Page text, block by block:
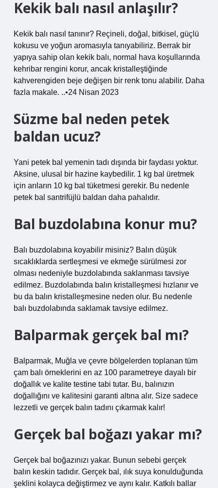
Kekik balı nasıl anlaşılır?
Kekik balı nasıl tanınır? Reçineli, doğal, bitkisel, güçlü
kokusu ve yoğun aromasıyla tanıyabiliriz. Berrak bir
yapıya sahip olan kekik balı, normal hava koşullarında
kehribar rengini korur, ancak kristalleştiğinde
kahverengiden beje değişen bir renk tonu alabilir. Daha
fazla makale. ..•24 Nisan 2023
Süzme bal neden petek
baldan ucuz?
Yani petek bal yemenin tadı dışında bir faydası yoktur.
Aksine, ulusal bir hazine kaybedilir. 1 kg bal üretmek
için arıların 10 kg bal tüketmesi gerekir. Bu nedenle
petek bal santrifüjlü baldan daha pahalıdır.
Bal buzdolabına konur mu?
Balı buzdolabına koyabilir misiniz? Balın düşük
sıcaklıklarda sertleşmesi ve ekmeğe sürülmesi zor
olması nedeniyle buzdolabında saklanması tavsiye
edilmez. Buzdolabında balın kristalleşmesi hızlanır ve
bu da balın kristalleşmesine neden olur. Bu nedenle
balı buzdolabında saklamak tavsiye edilmez.
Balparmak gerçek bal mı?
Balparmak, Muğla ve çevre bölgelerden toplanan tüm
çam balı örneklerini en az 100 parametreye dayalı bir
doğallık ve kalite testine tabi tutar. Bu, balınızın
doğallığını ve kalitesini garanti altına alır. Size sadece
lezzetli ve gerçek balın tadını çıkarmak kalır!
Gerçek bal boğazı yakar mı?
Gerçek bal boğazınızı yakar. Bunun sebebi gerçek
balın keskin tadıdır. Gerçek bal, ılık suya konulduğunda
şeklini kolayca değiştirmez ve aynı kalır. Katkılı ballar